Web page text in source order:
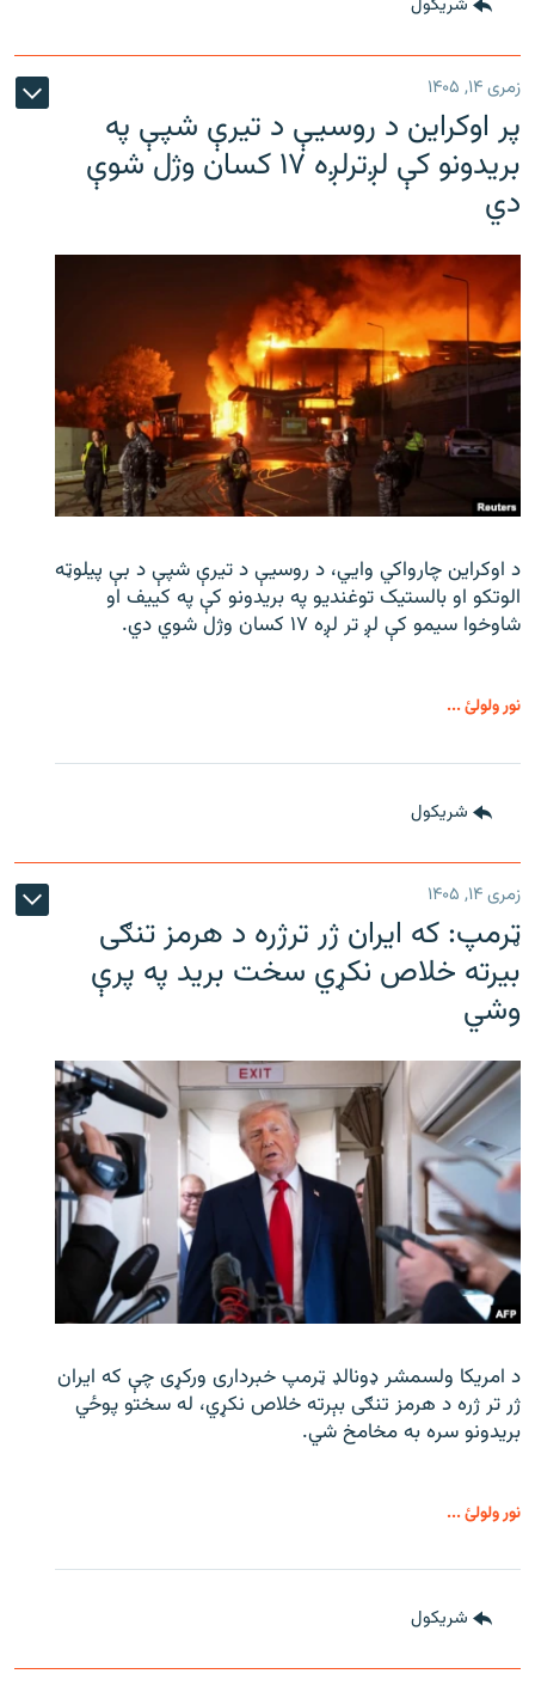
زمری ۱۴, ۱۴۰۵
پر اوکراین د روسیې د تیرې شپې په
بریدونو کې لږترلږه ۱۷ کسان وژل شوې
دي
د اوکراین چارواکي وایي، د روسیې د تیرې شپې د بې‌ پیلوټه
الوتکو او بالستیک توغندیو په بریدونو کې په کییف او
شاوخوا سیمو کې لږ تر لږه ۱۷ کسان وژل شوي دي.
نور ولولئ ...
شريکول
زمری ۱۴, ۱۴۰۵
ټرمپ: که ایران ژر ترژره د هرمز تنګی
بیرته خلاص نکړي سخت برید په پرې
وشي
د امریکا ولسمشر ډونالډ ټرمپ خبرداری ورکړی چې که ایران
ژر تر ژره د هرمز تنګی بېرته خلاص نکړي، له سختو پوځي
بریدونو سره به مخامخ شي.
نور ولولئ ...
شريکول